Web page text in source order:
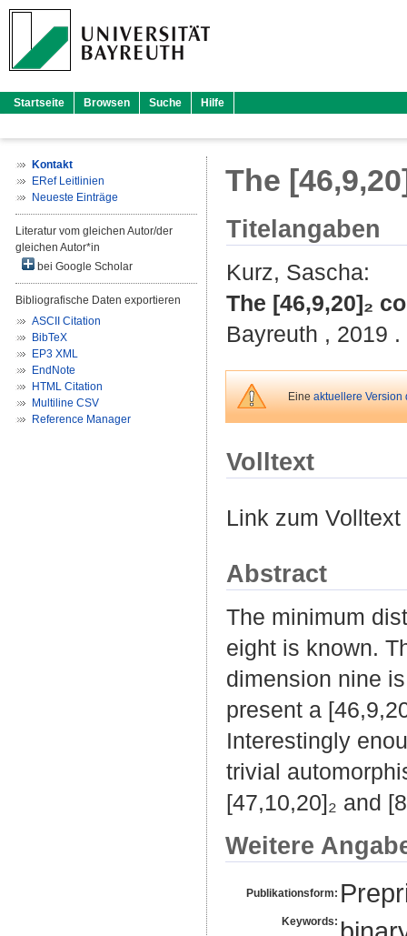
Startseite Browsen Suche Hilfe
Kontakt
ERef Leitlinien
Neueste Einträge
Literatur vom gleichen Autor/der
gleichen Autor*in
bei Google Scholar
Bibliografische Daten exportieren
ASCII Citation
BibTeX
EP3 XML
EndNote
HTML Citation
Multiline CSV
Reference Manager
The
Titelangaben
Kurz, Sascha:
The [46,9,20]₂
Bayreuth , 2019 .
Eine aktuellere Version
Volltext
Link zum
Abstract
The minimum
eight is known.
dimension nine
present a
Interestingly
trivial
[47,10,20]₂ and
Weitere
Publikationsform:
Keywords: